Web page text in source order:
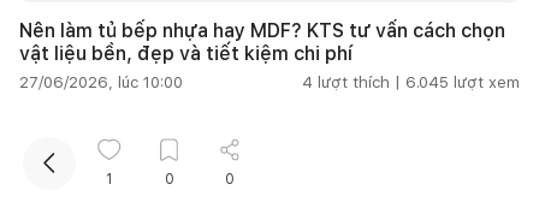
Nên làm tủ bếp nhựa hay MDF? KTS tư vấn cách chọn
vật liệu bền, đẹp và tiết kiệm chi phí
27/06/2026, lúc 10:00 4 lượt thích | 6.045 lượt xem
URHOUSE Studio
Tư vấn, thiết kế - Nhà sản xuất
1
0 0